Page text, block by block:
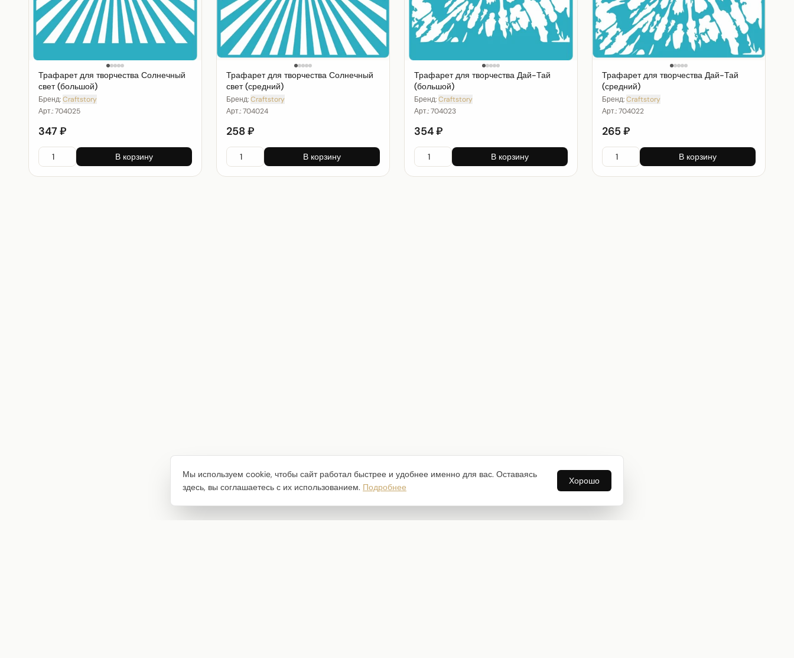
Трафарет для творчества Солнечный
свет (большой)
Бренд:Craftstory
Арт.:704025
347 ₽
В корзину
Трафарет для творчества Солнечный
свет (средний)
Бренд:Craftstory
Арт.:704024
258 ₽
В корзину
Трафарет для творчества Дай-Тай
(большой)
Бренд:Craftstory
Арт.:704023
354 ₽
В корзину
Трафарет для творчества Дай-Тай
(средний)
Бренд:Craftstory
Арт.:704022
265 ₽
В корзину
Мы используем cookie, чтобы сайт работал быстрее и удобнее именно для вас. Оставаясь
здесь, вы соглашаетесь с их использованием. Подробнее
Хорошо